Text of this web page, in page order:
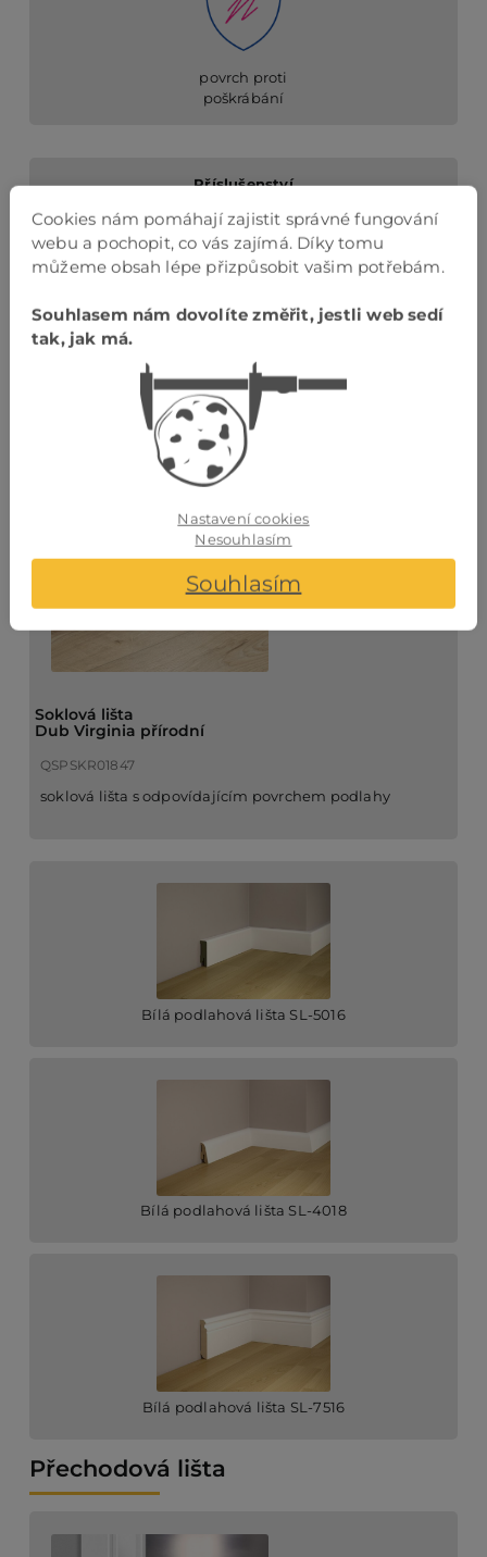
povrch proti
poškrábání
Příslušenství
barevnostně sladěné příslušenství
Podlahová lišta
Soklová lišta
Dub Virginia přírodní
QSPSKR01847
soklová lišta s odpovídajícím povrchem podlahy
Bílá podlahová lišta SL-5016
Bílá podlahová lišta SL-4018
Bílá podlahová lišta SL-7516
Přechodová lišta
Cookies nám pomáhají zajistit správné fungování
webu a pochopit, co vás zajímá. Díky tomu
můžeme obsah lépe přizpůsobit vašim potřebám.
Souhlasem nám dovolíte změřit, jestli web sedí
tak, jak má.
Nastavení cookies
Nesouhlasím
Souhlasím